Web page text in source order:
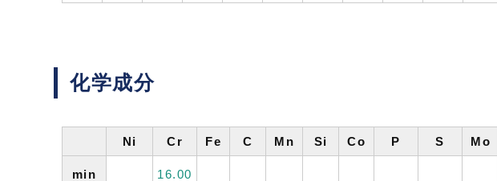
化学成分
Ni Cr Fe C Mn Si Co P S Mo
min 16.00